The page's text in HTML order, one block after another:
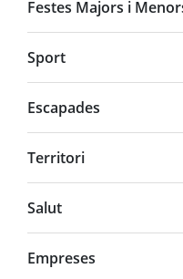
Festes Majors i
Sport
Escapades
Territori
Salut
Empreses